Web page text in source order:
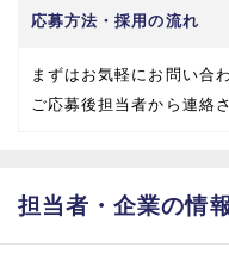
応募方法・採用の流れ
まずはお気軽にお問い合
ご応募後担当者から連絡
担当者・企業の情